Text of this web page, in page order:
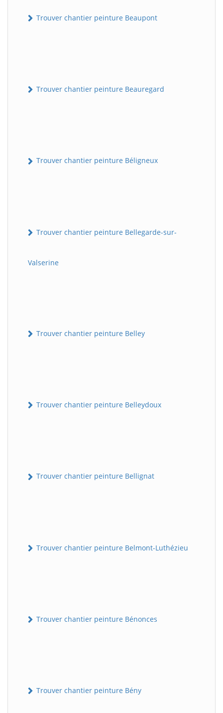
Trouver chantier peinture Beaupont
Trouver chantier peinture Beauregard
Trouver chantier peinture Béligneux
Trouver chantier peinture Bellegarde-sur-
Valserine
Trouver chantier peinture Belley
Trouver chantier peinture Belleydoux
Trouver chantier peinture Bellignat
Trouver chantier peinture Belmont-Luthézieu
Trouver chantier peinture Bénonces
Trouver chantier peinture Bény